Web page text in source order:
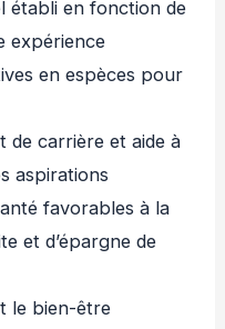
établi en fonction de
expérience
en espèces pour
de carrière et aide à
aspirations
favorables à la
et d’épargne de
le bien-être